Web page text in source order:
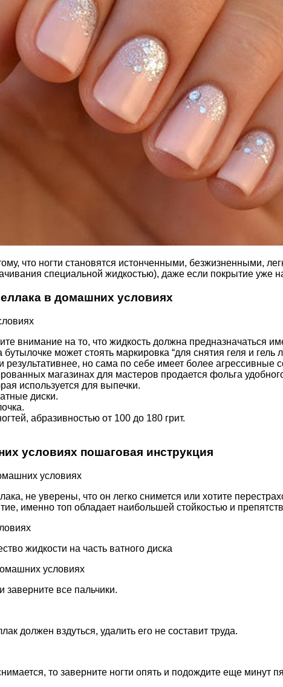
что ногти становятся истонченными, безжизненными,
специальной жидкостью), даже если покрытие уже
в домашних условиях
внимание на то, что жидкость должна предназначаться
может стоять маркировка “для снятия геля и
результативнее, но сама по себе имеет более агрессивные
магазинах для мастеров продается фольга
используется для выпечки.
диски.
абразивностью от 100 до 180 грит.
условиях пошаговая инструкция
не уверены, что он легко снимется или хотите
именно топ обладает наибольшей стойкостью и
жидкости на часть ватного диска
заверните все пальчики.
должен вздуться, удалить его не составит труда.
то заверните ногти опять и подождите еще минут